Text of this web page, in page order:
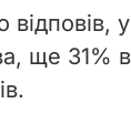
ще 31%